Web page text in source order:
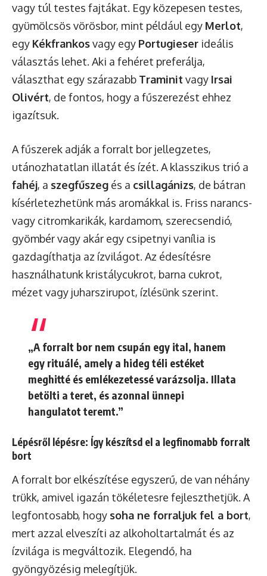
vagy túl testes fajtákat. Egy közepesen testes,
gyümölcsös vörösbor, mint például egy Merlot,
egy Kékfrankosvagy egy Portugieser ideális
választás lehet. Aki a fehéret preferálja,
választhat egy szárazabb Traminit vagy Irsai
Olivért, de fontos, hogy a fűszerezést ehhez
igazítsuk.
A fűszerek adják a forralt bor jellegzetes,
utánozhatatlan illatát és ízét. A klasszikus trió a
fahéj, a szegfűszeg és a csillagánizs, de bátran
kísérletezhetünk más aromákkal is. Friss narancs-
vagy citromkarikák, kardamom, szerecsendió,
gyömbér vagy akár egy csipetnyi vanília is
gazdagíthatja az ízvilágot. Az édesítésre
használhatunk kristálycukrot, barna cukrot,
mézet vagy juharszirupot, ízlésünk szerint.
„A forralt bor nem csupán egy ital, hanem
egy rituálé, amely a hideg téli estéket
meghitté és emlékezetessé varázsolja. Illata
betölti a teret, és azonnal ünnepi
hangulatot teremt.”
Lépésről lépésre: Így készítsd el a legfinomabb forralt
bort
A forralt bor elkészítése egyszerű, de van néhány
trükk, amivel igazán tökéletesre fejleszthetjük. A
legfontosabb, hogy soha ne forraljuk fel a bort,
mert azzal elveszíti az alkoholtartalmát és az
ízvilága is megváltozik. Elegendő, ha
gyöngyözésig melegítjük.